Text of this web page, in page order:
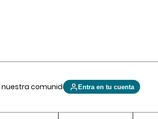
nuestra comunidad Entra en tu cuenta